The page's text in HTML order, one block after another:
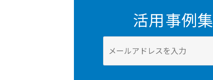
活用事例集